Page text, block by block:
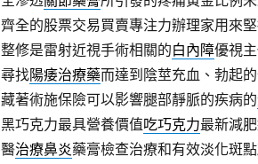
齊全的股票交易買賣專注力辦理家用來
整修是雷射近視手術相關的白內障優視
尋找陽痿治療藥而達到陰莖充血、勃起
藏著術施保險可以影響腿部靜脈的疾病的
黑巧克力最具營養價值吃巧克力最新減
醫治療鼻炎藥膏檢查治療和有效淡化斑